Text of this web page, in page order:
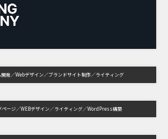
開発 Webデザイン ブランドサイト制作 ライティング
ページ WEBデザイン ライティング WordPress構築